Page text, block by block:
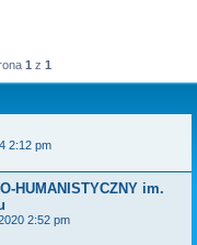
1 z 1
2:12 pm
HUMANISTYCZNY im.
2:52 pm